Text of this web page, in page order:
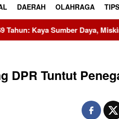
DAERAH OLAHRAGA
Daya, Miskin Tata Kelola?
DPR Tuntut